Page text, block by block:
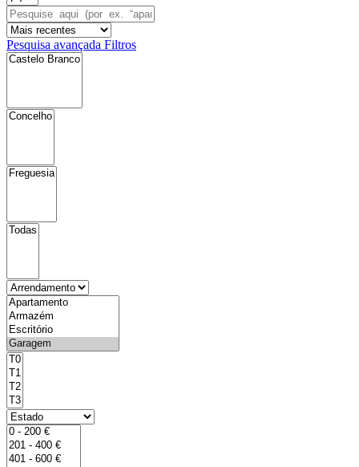
Pesquisa avançada Filtros